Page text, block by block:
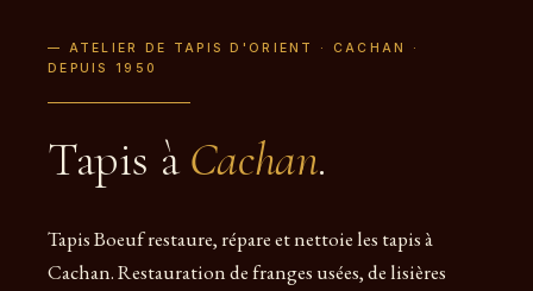
— ATELIER DE TAPIS D'ORIENT · CACHAN ·
DEPUIS 1950
Tapis à Cachan.
Tapis Boeuf restaure, répare et nettoie les tapis à
Cachan. Restauration de franges usées, de lisières